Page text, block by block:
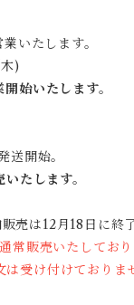
いたします。
)
始いたします。
送開始。
たします。
売は12月18日に
常販売いたしており
は受け付けておりま